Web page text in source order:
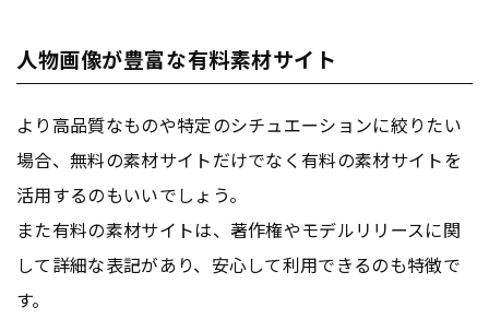
人物画像が豊富な有料素材サイト
より高品質なものや特定のシチュエーションに絞りたい
場合、無料の素材サイトだけでなく有料の素材サイトを
活用するのもいいでしょう。
また有料の素材サイトは、著作権やモデルリリースに関
して詳細な表記があり、安心して利用できるのも特徴で
す。